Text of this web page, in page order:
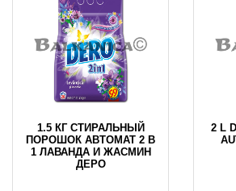
1.5 КГ СТИРАЛЬНЫЙ
ПОРОШОК АВТОМАТ 2 В
1 ЛАВАНДА И ЖАСМИН
ДЕРО
2 L